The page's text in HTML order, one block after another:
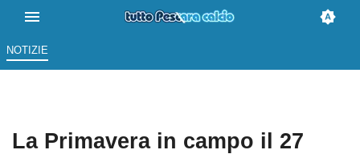
NOTIZIE
La Primavera in campo il 27